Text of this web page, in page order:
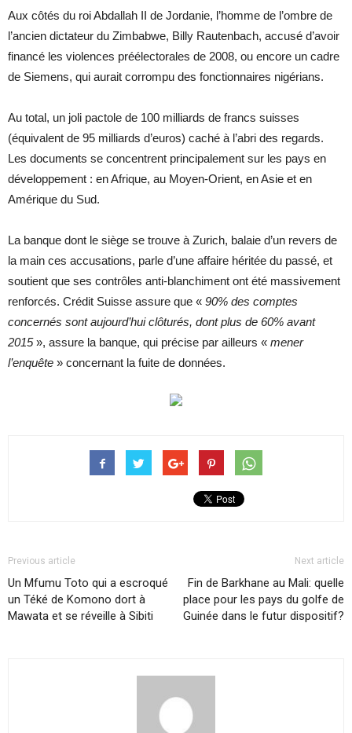
Aux côtés du roi Abdallah II de Jordanie, l’homme de l’ombre de
l’ancien dictateur du Zimbabwe, Billy Rautenbach, accusé d’avoir
financé les violences préélectorales de 2008, ou encore un cadre
de Siemens, qui aurait corrompu des fonctionnaires nigérians.
Au total, un joli pactole de 100 milliards de francs suisses
(équivalent de 95 milliards d’euros) caché à l’abri des regards.
Les documents se concentrent principalement sur les pays en
développement : en Afrique, au Moyen-Orient, en Asie et en
Amérique du Sud.
La banque dont le siège se trouve à Zurich, balaie d’un revers de
la main ces accusations, parle d’une affaire héritée du passé, et
soutient que ses contrôles anti-blanchiment ont été massivement
renforcés. Crédit Suisse assure que « 90% des comptes
concernés sont aujourd’hui clôturés, dont plus de 60% avant
2015», assure la banque, qui précise par ailleurs « mener
l’enquête » concernant la fuite de données.
Previous article
Un Mfumu Toto qui a escroqué
un Téké de Komono dort à
Mawata et se réveille à Sibiti
Next article
Fin de Barkhane au Mali: quelle
place pour les pays du golfe de
Guinée dans le futur dispositif?